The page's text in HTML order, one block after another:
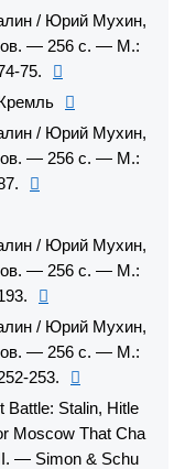
/ Юрий Мухин,
— 256 с. — М.:
75.
/ Юрий Мухин,
— 256 с. — М.:
/ Юрий Мухин,
— 256 с. — М.:
/ Юрий Мухин,
— 256 с. — М.:
253.
Battle: Stalin, Hitle
Moscow That Cha
— Simon & Schu